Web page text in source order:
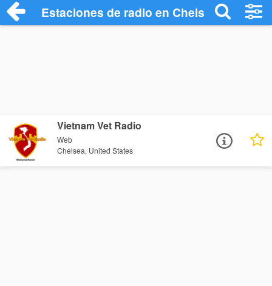
Estaciones de radio en Chelsea -
Vietnam Vet Radio
Web
Chelsea, United States